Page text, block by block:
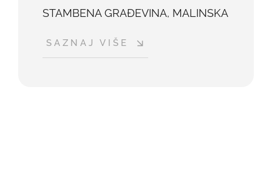
STAMBENA GRAĐEVINA, MALINSKA
SAZNAJ VIŠE